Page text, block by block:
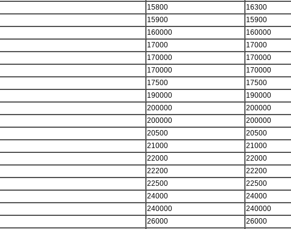
15800 16300
15900 15900
160000 160000
17000 17000
170000 170000
170000 170000
17500 17500
190000 190000
200000 200000
200000 200000
20500 20500
21000 21000
22000 22000
22200 22200
22500 22500
24000 24000
240000 240000
26000 26000